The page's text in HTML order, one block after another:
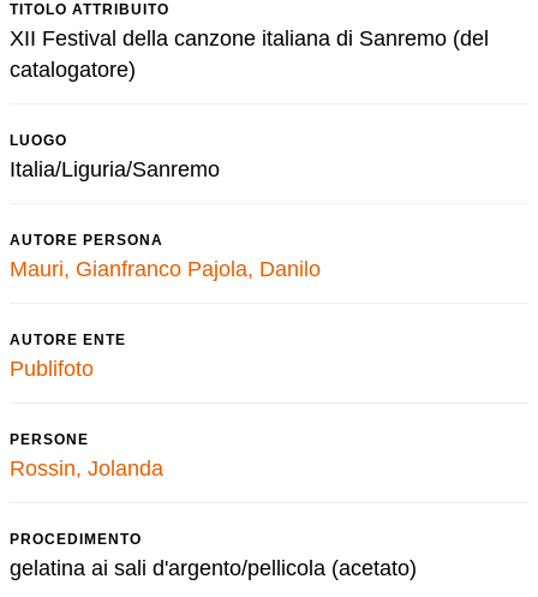
TITOLO ATTRIBUITO
XII Festival della canzone italiana di Sanremo (del
catalogatore)
LUOGO
Italia/Liguria/Sanremo
AUTORE PERSONA
Mauri, Gianfranco Pajola, Danilo
AUTORE ENTE
Publifoto
PERSONE
Rossin, Jolanda
PROCEDIMENTO
gelatina ai sali d'argento/pellicola (acetato)